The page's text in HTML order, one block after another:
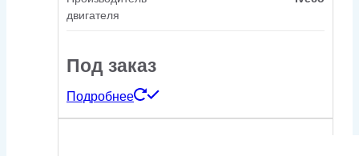
двигателя
Под заказ
Подробнее